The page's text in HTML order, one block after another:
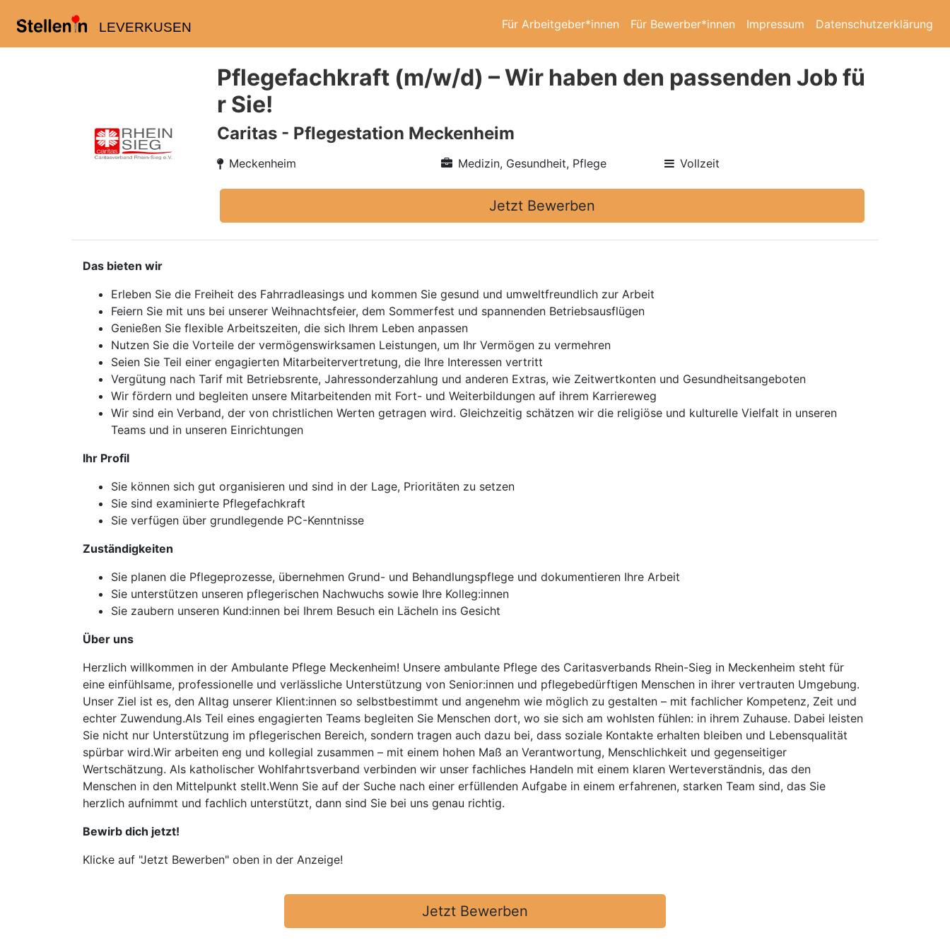
LEVERKUSEN Für Arbeitgeber*innen Für Bewerber*innen Impressum Datenschutzerklärung
Pflegefachkraft (m/w/d) – Wir haben den passenden Job fü
r Sie!
Caritas - Pflegestation Meckenheim
Meckenheim Medizin, Gesundheit, Pflege Vollzeit
Jetzt Bewerben
Das bieten wir
Erleben Sie die Freiheit des Fahrradleasings und kommen Sie gesund und umweltfreundlich zur Arbeit
Feiern Sie mit uns bei unserer Weihnachtsfeier, dem Sommerfest und spannenden Betriebsausflügen
Genießen Sie flexible Arbeitszeiten, die sich Ihrem Leben anpassen
Nutzen Sie die Vorteile der vermögenswirksamen Leistungen, um Ihr Vermögen zu vermehren
Seien Sie Teil einer engagierten Mitarbeitervertretung, die Ihre Interessen vertritt
Vergütung nach Tarif mit Betriebsrente, Jahressonderzahlung und anderen Extras, wie Zeitwertkonten und Gesundheitsangeboten
Wir fördern und begleiten unsere Mitarbeitenden mit Fort- und Weiterbildungen auf ihrem Karriereweg
Wir sind ein Verband, der von christlichen Werten getragen wird. Gleichzeitig schätzen wir die religiöse und kulturelle Vielfalt in unseren
Teams und in unseren Einrichtungen
Ihr Profil
Sie können sich gut organisieren und sind in der Lage, Prioritäten zu setzen
Sie sind examinierte Pflegefachkraft
Sie verfügen über grundlegende PC-Kenntnisse
Zuständigkeiten
Sie planen die Pflegeprozesse, übernehmen Grund- und Behandlungspflege und dokumentieren Ihre Arbeit
Sie unterstützen unseren pflegerischen Nachwuchs sowie Ihre Kolleg:innen
Sie zaubern unseren Kund:innen bei Ihrem Besuch ein Lächeln ins Gesicht
Über uns
Herzlich willkommen in der Ambulante Pflege Meckenheim! Unsere ambulante Pflege des Caritasverbands Rhein-Sieg in Meckenheim steht für
eine einfühlsame, professionelle und verlässliche Unterstützung von Senior:innen und pflegebedürftigen Menschen in ihrer vertrauten Umgebung.
Unser Ziel ist es, den Alltag unserer Klient:innen so selbstbestimmt und angenehm wie möglich zu gestalten – mit fachlicher Kompetenz, Zeit und
echter Zuwendung.Als Teil eines engagierten Teams begleiten Sie Menschen dort, wo sie sich am wohlsten fühlen: in ihrem Zuhause. Dabei leisten
Sie nicht nur Unterstützung im pflegerischen Bereich, sondern tragen auch dazu bei, dass soziale Kontakte erhalten bleiben und Lebensqualität
spürbar wird.Wir arbeiten eng und kollegial zusammen – mit einem hohen Maß an Verantwortung, Menschlichkeit und gegenseitiger
Wertschätzung. Als katholischer Wohlfahrtsverband verbinden wir unser fachliches Handeln mit einem klaren Werteverständnis, das den
Menschen in den Mittelpunkt stellt.Wenn Sie auf der Suche nach einer erfüllenden Aufgabe in einem erfahrenen, starken Team sind, das Sie
herzlich aufnimmt und fachlich unterstützt, dann sind Sie bei uns genau richtig.
Bewirb dich jetzt!
Klicke auf "Jetzt Bewerben" oben in der Anzeige!
Jetzt Bewerben